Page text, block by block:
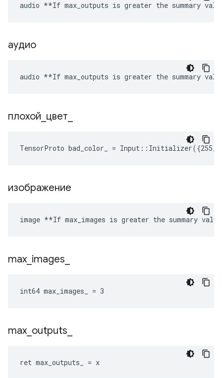
audio **If max_outputs is greater the summary
аудио
audio **If max_outputs is greater the summary
плохой цвет
TensorProto bad_color_ =
изображение
image **If max_images is greater the summary
max images
int64 max_images_ = 3
max outputs
ret max_outputs_ = x